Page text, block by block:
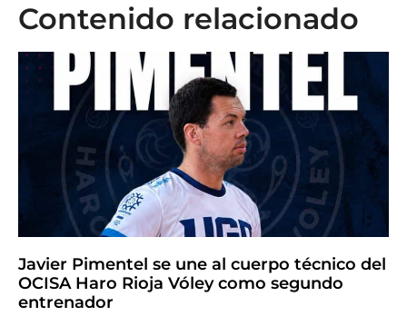
Contenido relacionado
Javier Pimentel se une al cuerpo técnico del
OCISA Haro Rioja Vóley como segundo
entrenador